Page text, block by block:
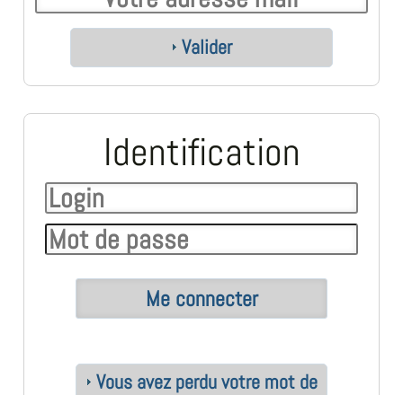
Valider
Identification
Vous avez perdu votre mot de